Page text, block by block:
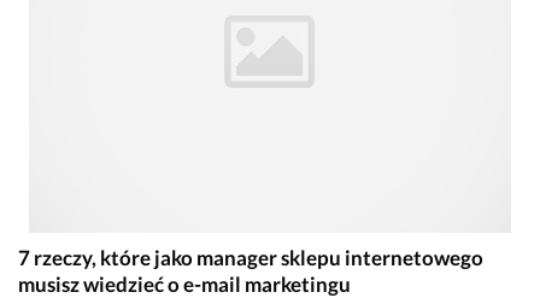
7 rzeczy, które jako manager sklepu internetowego
musisz wiedzieć o e-mail marketingu